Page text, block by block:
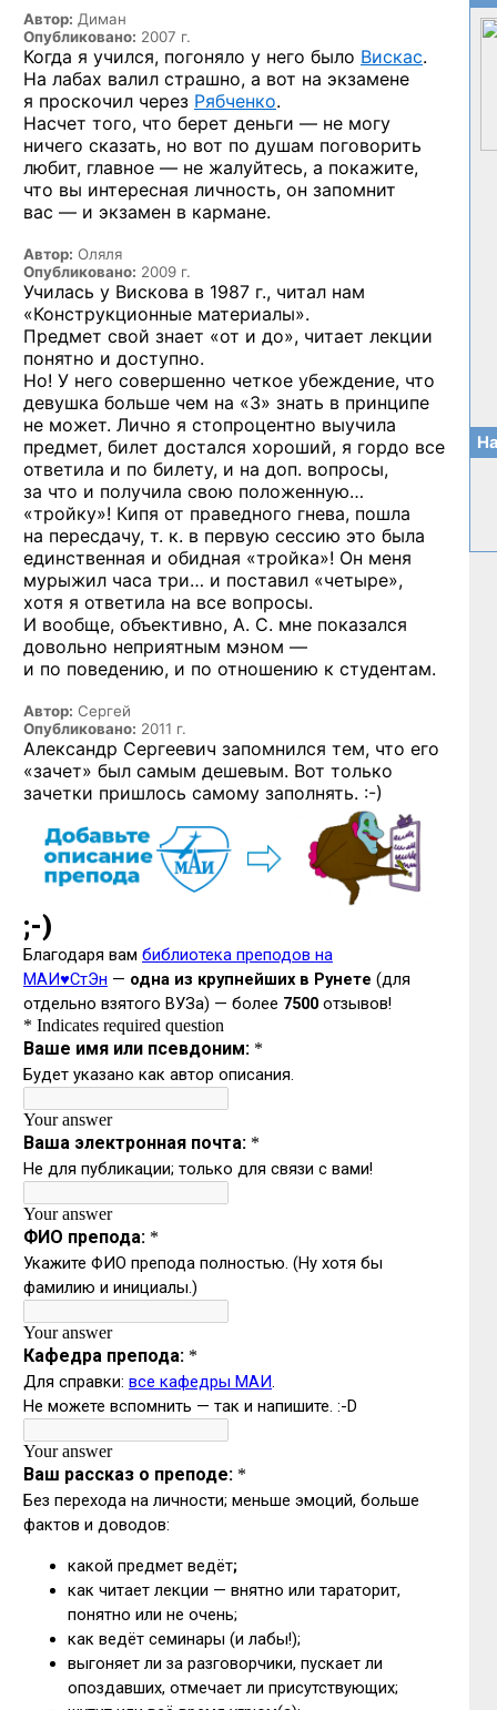
Автор: Диман
Опубликовано: 2007 г.
Когда я учился, погоняло у него было Вискас.
На лабах валил страшно, а вот на экзамене
я проскочил через Рябченко.
Насчет того, что берет деньги — не могу
ничего сказать, но вот по душам поговорить
любит, главное — не жалуйтесь, а покажите,
что вы интересная личность, он запомнит
вас — и экзамен в кармане.
Автор: Оляля
Опубликовано: 2009 г.
Училась у Вискова в 1987 г., читал нам
«Конструкционные материалы».
Предмет свой знает «от и до», читает лекции
понятно и доступно.
Но! У него совершенно четкое убеждение, что
девушка больше чем на «3» знать в принципе
не может. Лично я стопроцентно выучила
предмет, билет достался хороший, я гордо все
ответила и по билету, и на доп. вопросы,
за что и получила свою положенную…
«тройку»! Кипя от праведного гнева, пошла
на пересдачу, т. к. в первую сессию это была
единственная и обидная «тройка»! Он меня
мурыжил часа три… и поставил «четыре»,
хотя я ответила на все вопросы.
И вообще, объективно, А. С. мне показался
довольно неприятным мэном —
и по поведению, и по отношению к студентам.
Автор: Сергей
Опубликовано: 2011 г.
Александр Сергеевич запомнился тем, что его
«зачет» был самым дешевым. Вот только
зачетки пришлось самому заполнять. :-)